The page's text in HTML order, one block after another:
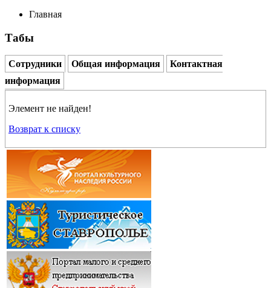
Главная
Табы
Сотрудники Общая информация
Контактная
информация
Элемент не найден!
Возврат к списку